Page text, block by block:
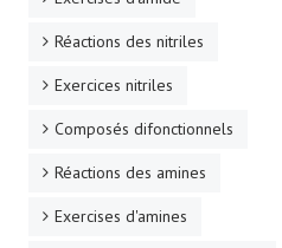
Réactions des nitriles
Exercices nitriles
Composés difonctionnels
Réactions des amines
Exercises d'amines